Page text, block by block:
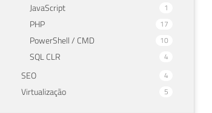
JavaScript 1
PHP 17
PowerShell / CMD 10
SQL CLR 4
SEO 4
Virtualização 5